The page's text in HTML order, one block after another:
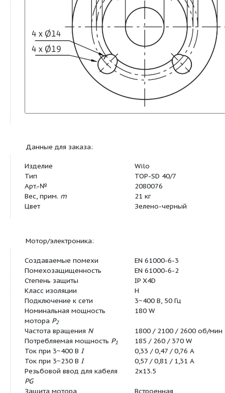
Данные для заказа:
Изделие Wilo
Тип
Арт.-№
2080076